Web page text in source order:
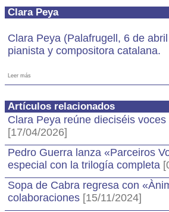
Clara Peya
Clara Peya (Palafrugell, 6 de
pianista y compositora catalana.
Leer más
Artículos relacionados
Clara Peya reúne dieciséis
[17/04/2026]
Pedro Guerra lanza «Parceiros
especial con la trilogía completa
Sopa de Cabra regresa con
colaboraciones [15/11/2024]